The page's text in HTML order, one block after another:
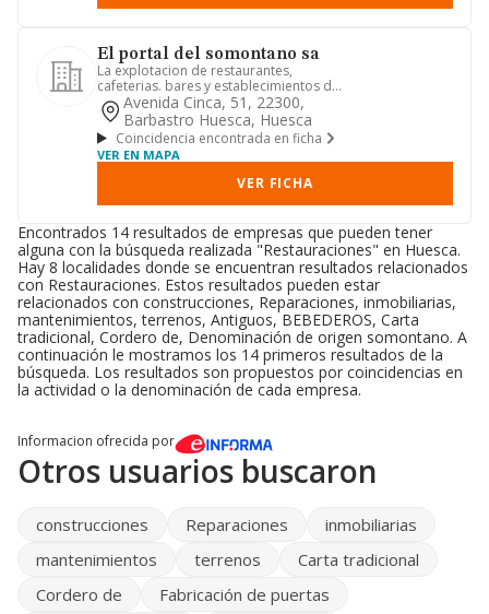
El portal del somontano sa
La explotacion de restaurantes,
cafeterias. bares y establecimientos de
hosteleria y restauracion.
Avenida Cinca, 51, 22300,
Barbastro Huesca, Huesca
Coincidencia encontrada en ficha
VER EN MAPA
VER FICHA
Encontrados 14 resultados de empresas que pueden tener
alguna con la búsqueda realizada "Restauraciones" en Huesca.
Hay 8 localidades donde se encuentran resultados relacionados
con Restauraciones. Estos resultados pueden estar
relacionados con construcciones, Reparaciones, inmobiliarias,
mantenimientos, terrenos, Antiguos, BEBEDEROS, Carta
tradicional, Cordero de, Denominación de origen somontano. A
continuación le mostramos los 14 primeros resultados de la
búsqueda. Los resultados son propuestos por coincidencias en
la actividad o la denominación de cada empresa.
Informacion ofrecida por
Otros usuarios buscaron
construcciones Reparaciones
inmobiliarias
mantenimientos
terrenos
Carta tradicional
Cordero de
Fabricación de puertas